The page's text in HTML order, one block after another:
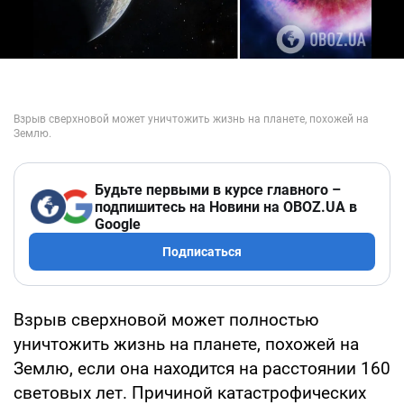
Будьте первыми в курсе главного –
подпишитесь на Новини на OBOZ.UA в
Google
Подписаться
Взрыв сверхновой может полностью
уничтожить жизнь на планете, похожей на
Землю, если она находится на расстоянии 160
световых лет. Причиной катастрофических